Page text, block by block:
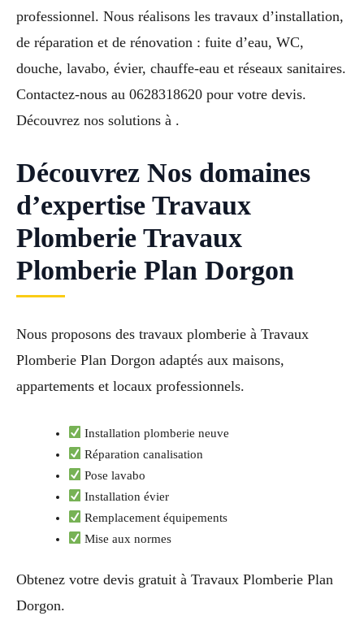
professionnel. Nous réalisons les travaux d’installation,
de réparation et de rénovation : fuite d’eau, WC,
douche, lavabo, évier, chauffe-eau et réseaux sanitaires.
Contactez-nous au 0628318620 pour votre devis.
Découvrez nos solutions à .
Découvrez Nos domaines
d’expertise Travaux
Plomberie Travaux
Plomberie Plan Dorgon
Nous proposons des travaux plomberie à Travaux
Plomberie Plan Dorgon adaptés aux maisons,
appartements et locaux professionnels.
Installation plomberie neuve
Réparation canalisation
Pose lavabo
Installation évier
Remplacement équipements
Mise aux normes
Obtenez votre devis gratuit à Travaux Plomberie Plan
Dorgon.